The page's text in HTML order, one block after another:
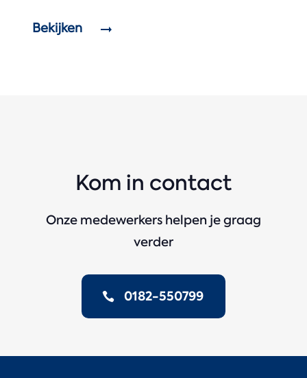
Bekijken
Kom in contact
Onze medewerkers helpen je graag
verder
0182-550799